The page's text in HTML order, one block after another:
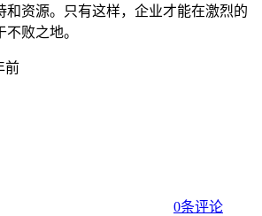
和资源。只有这样，企业才能在激烈的
败之地。
前
0条评论